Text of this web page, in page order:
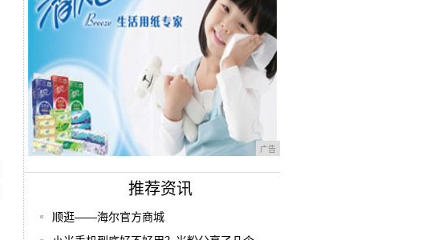
广告
推荐资讯
顺逛——海尔官方商城